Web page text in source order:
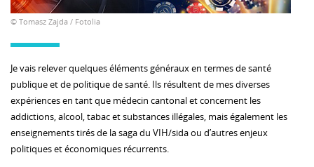
© Tomasz Zajda / Fotolia
Je vais relever quelques éléments généraux en termes de santé
publique et de politique de santé. Ils résultent de mes diverses
expériences en tant que médecin cantonal et concernent les
addictions, alcool, tabac et substances illégales, mais également les
enseignements tirés de la saga du VIH/sida ou d’autres enjeux
politiques et économiques récurrents.